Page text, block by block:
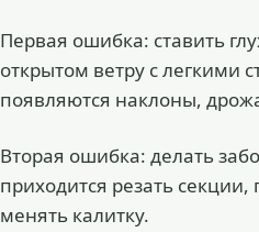
Первая ошибка: ставить
открытом ветру с легкими
появляются наклоны,
Вторая ошибка: делать
приходится резать
менять калитку.